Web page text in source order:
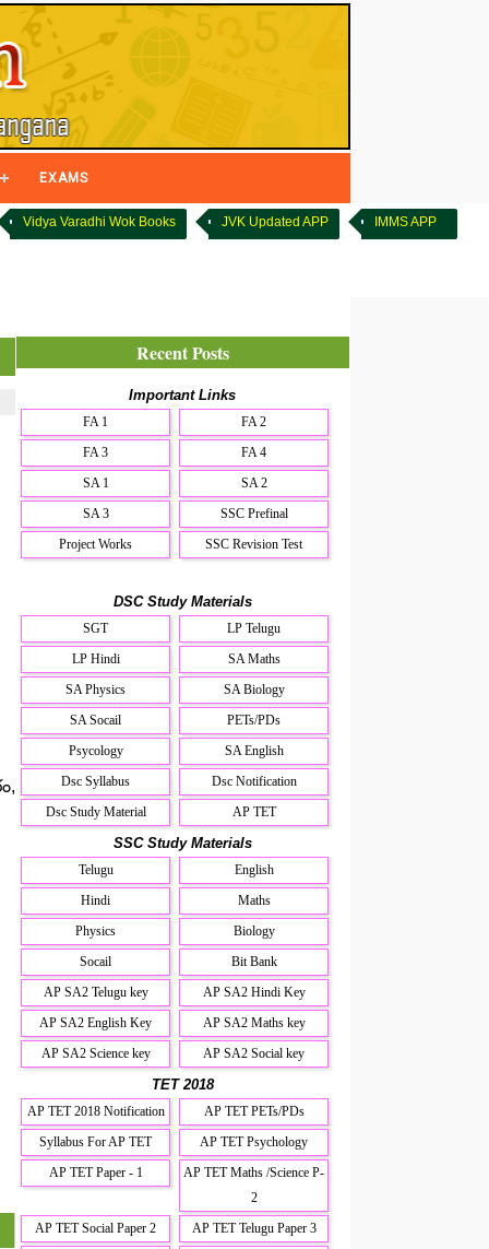
EXAMS
Vidya Varadhi Wok Books JVK Updated APP IMMS APP
Recent Posts
Important Links
FA 1
FA 2
FA 3
FA 4
SA 1
SA 2
SA 3
SSC Prefinal
Project Works
SSC Revision Test
DSC Study Materials
SGT
LP Telugu
LP Hindi
SA Maths
SA Physics
SA Biology
SA Socail
PETs/PDs
Psycology
SA English
Dsc Syllabus
Dsc Notification
Dsc Study Material
AP TET
SSC Study Materials
Telugu
English
Hindi
Maths
Physics
Biology
Socail
Bit Bank
AP SA2 Telugu key
AP SA2 Hindi Key
AP SA2 English Key
AP SA2 Maths key
AP SA2 Science key
AP SA2 Social key
TET 2018
AP TET 2018 Notification
AP TET PETs/PDs
Syllabus For AP TET
AP TET Psychology
AP TET Paper - 1
AP TET Maths /Science P-
2
AP TET Social Paper 2
AP TET Telugu Paper 3